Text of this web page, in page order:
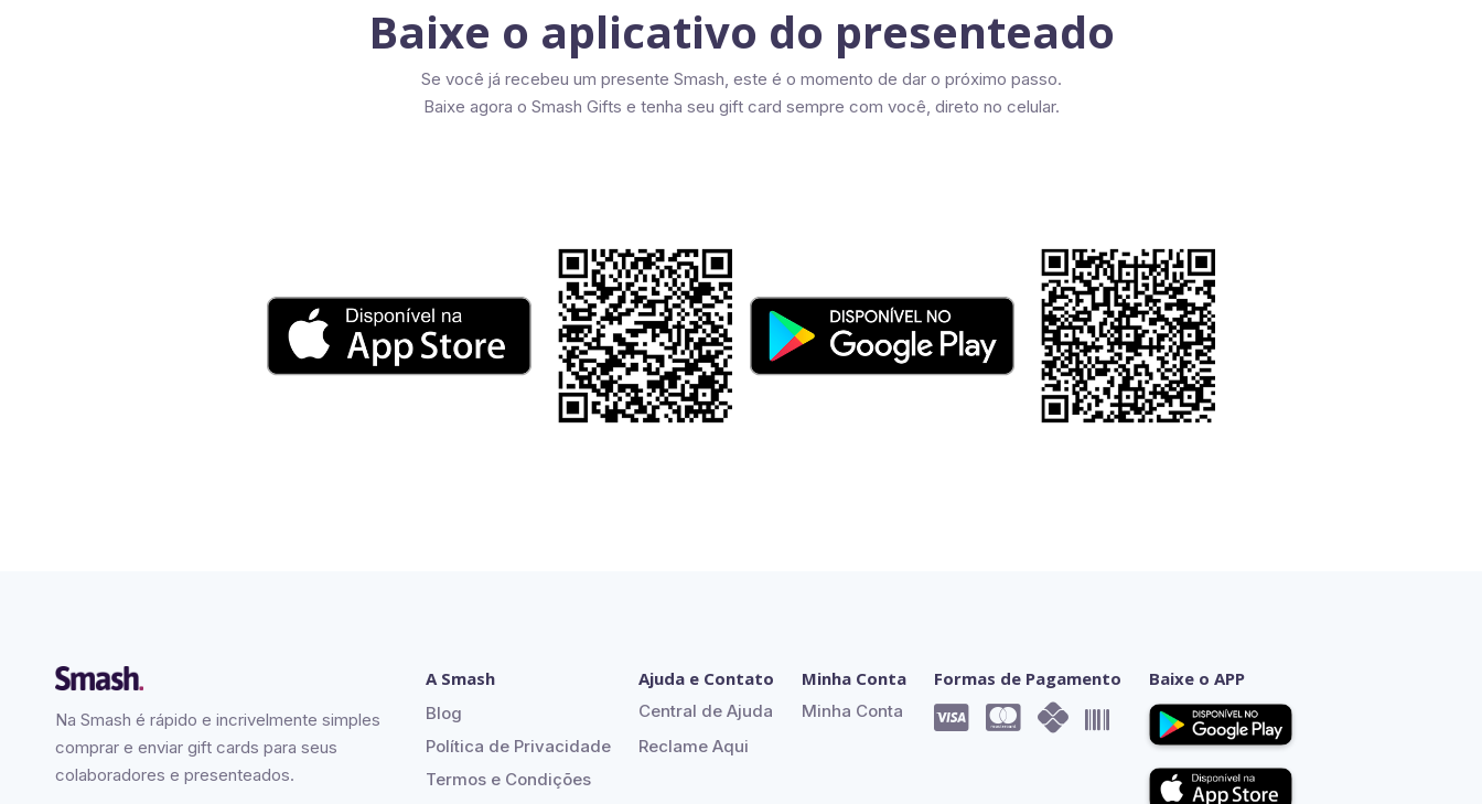
Baixe o aplicativo do presenteado
Se você já recebeu um presente Smash, este é o momento de dar o próximo passo.
Baixe agora o Smash Gifts e tenha seu gift card sempre com você, direto no celular.
A Smash
Blog
Política de Privacidade
Termos e Condições
Minha Conta
Minha Conta
Ajuda e Contato
Central de Ajuda
Reclame Aqui
Formas de Pagamento
  
Na Smash é rápido e incrivelmente simples
comprar e enviar gift cards para seus
colaboradores e presenteados.
Baixe o APP